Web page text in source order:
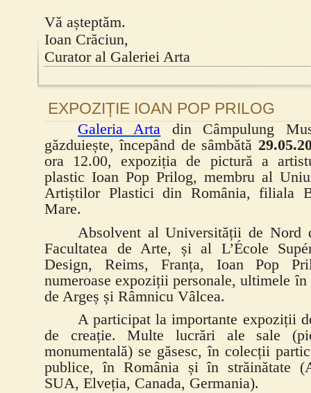
Vă așteptăm.
Ioan Crăciun,
Curator al Galeriei Arta
EXPOZIȚIE IOAN POP PRILOG
Galeria Arta
din Câmpulung
găzduiește, începând de sâmbătă
ora 12.00, expoziția de pictură a
plastic Ioan Pop Prilog, membru al
Artiștilor Plastici din România, filiala
Mare.
Absolvent al Universității de Nord
Facultatea de Arte, și al L’École
Design, Reims, Franța, Ioan Pop
numeroase expoziții personale, ultimele
de Argeș și Râmnicu Vâlcea.
A participat la importante expoziții
de creație. Multe lucrări ale sale
monumentală) se găsesc, în colecții
publice, în România și în străinătate
SUA, Elveția, Canada, Germania).